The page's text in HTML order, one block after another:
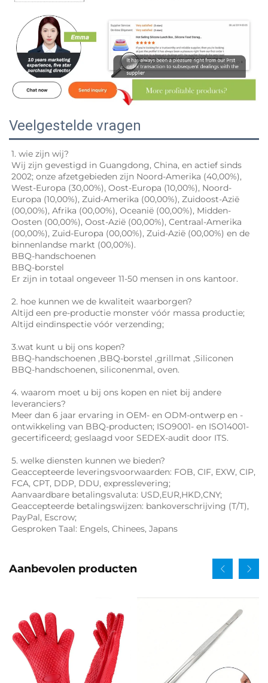
Veelgestelde vragen
1. wie zijn wij?
Wij zijn gevestigd in Guangdong, China, en actief sinds
2002; onze afzetgebieden zijn Noord-Amerika (40,00%),
West-Europa (30,00%), Oost-Europa (10,00%), Noord-
Europa (10,00%), Zuid-Amerika (00,00%), Zuidoost-Azië
(00,00%), Afrika (00,00%), Oceanië (00,00%), Midden-
Oosten (00,00%), Oost-Azië (00,00%), Centraal-Amerika
(00,00%), Zuid-Europa (00,00%), Zuid-Azië (00,00%) en de
binnenlandse markt (00,00%).
BBQ-handschoenen
BBQ-borstel
Er zijn in totaal ongeveer 11-50 mensen in ons kantoor.
2. hoe kunnen we de kwaliteit waarborgen?
Altijd een pre-productie monster vóór massa productie;
Altijd eindinspectie vóór verzending;
3.wat kunt u bij ons kopen?
BBQ-handschoenen ,BBQ-borstel ,grillmat ,Siliconen
BBQ-handschoenen, siliconenmal, oven.
4. waarom moet u bij ons kopen en niet bij andere
leveranciers?
Meer dan 6 jaar ervaring in OEM- en ODM-ontwerp en -
ontwikkeling van BBQ-producten; ISO9001- en ISO14001-
gecertificeerd; geslaagd voor SEDEX-audit door ITS.
5. welke diensten kunnen we bieden?
Geaccepteerde leveringsvoorwaarden: FOB, CIF, EXW, CIP,
FCA, CPT, DDP, DDU, expresslevering;
Aanvaardbare betalingsvaluta: USD,EUR,HKD,CNY;
Geaccepteerde betalingswijzen: bankoverschrijving (T/T),
PayPal, Escrow;
Gesproken Taal: Engels, Chinees, Japans
Aanbevolen producten